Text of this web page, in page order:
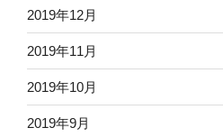
2019年12月
2019年11月
2019年10月
2019年9月